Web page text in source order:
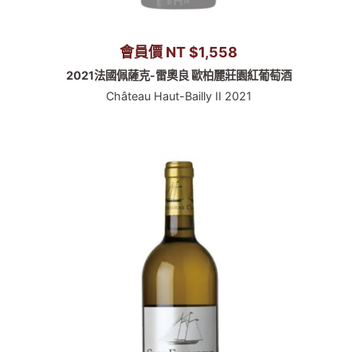
會員價 NT $1,558
2021法國佩薩克-雷奧良 歐柏麗莊園紅葡萄酒
Château Haut-Bailly II 2021